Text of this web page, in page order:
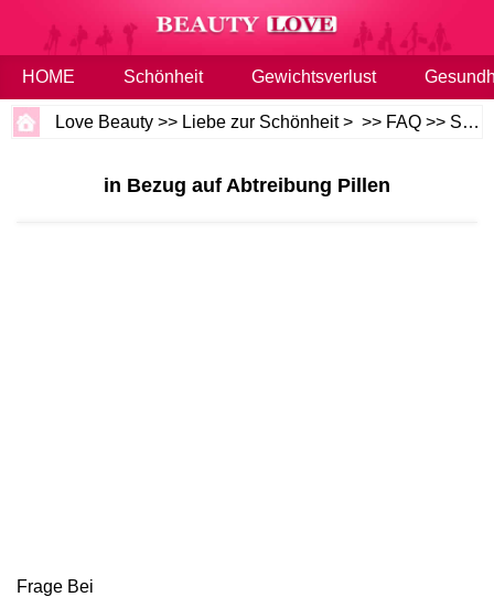
HOME Schönheit Gewichtsverlust
Love Beauty >> Liebe zur Schönheit> >> FAQ >> Schönheit und Gesundheit
in Bezug auf Abtreibung Pillen
Frage Bei